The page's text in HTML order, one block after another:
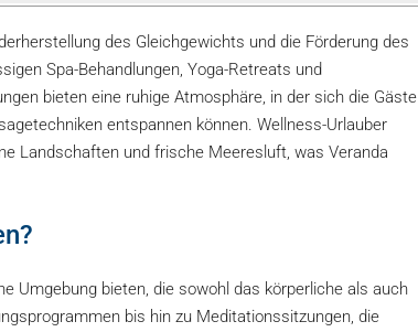
des Gleichgewichts und die Förderung des
Spa-Behandlungen, Yoga-Retreats und
bieten eine ruhige Atmosphäre, in der sich die Gäste
entspannen können. Wellness-Urlauber
Landschaften und frische Meeresluft, was Veranda
Umgebung bieten, die sowohl das körperliche als auch
bis hin zu Meditationssitzungen, die